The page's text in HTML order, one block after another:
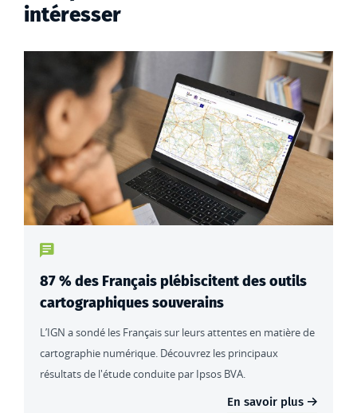
intéresser
Type de contenu : actualités
87 % des Français plébiscitent des outils
cartographiques souverains
L’IGN a sondé les Français sur leurs attentes en matière de
cartographie numérique. Découvrez les principaux
résultats de l'étude conduite par Ipsos BVA.
En savoir plus